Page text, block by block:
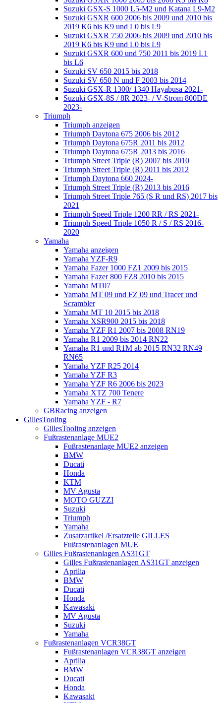
Suzuki GSX-S 1000 L5-M2 und Katana L9-M2
Suzuki GSXR 600 2006 bis 2009 und 2010 bis
2019 K6 bis K9 und L0 bis L9
Suzuki GSXR 750 2006 bis 2009 und 2010 bis
2019 K6 bis K9 und L0 bis L9
Suzuki GSXR 600 und 750 2011 bis 2019 L1
bis L6
Suzuki SV 650 2015 bis 2018
Suzuki SV 650 N und F 2003 bis 2014
Suzuki GSX-R 1300/ 1340 Hayabusa 2021-
Suzuki GSX-8S / 8R 2023- / V-Strom 800DE
2023-
Triumph
Triumph anzeigen
Triumph Daytona 675 2006 bis 2012
Triumph Daytona 675R 2011 bis 2012
Triumph Daytona 675R 2013 bis 2016
Triumph Street Triple (R) 2007 bis 2010
Triumph Street Triple (R) 2011 bis 2012
Triumph Daytona 660 2024-
Triumph Street Triple (R) 2013 bis 2016
Triumph Street Triple 765 (S R und RS) 2017 bis
2021
Triumph Speed Triple 1200 RR / RS 2021-
Triumph Speed Triple 1050 R / S / RS 2016-
2020
Yamaha
Yamaha anzeigen
Yamaha YZF-R9
Yamaha Fazer 1000 FZ1 2009 bis 2015
Yamaha Fazer 800 FZ8 2010 bis 2015
Yamaha MT07
Yamaha MT 09 und FZ 09 und Tracer und
Scrambler
Yamaha MT 10 2015 bis 2018
Yamaha XSR900 2015 bis 2018
Yamaha YZF R1 2007 bis 2008 RN19
Yamaha R1 2009 bis 2014 RN22
Yamaha R1 und R1M ab 2015 RN32 RN49
RN65
Yamaha YZF R25 2014
Yamaha YZF R3
Yamaha YZF R6 2006 bis 2023
Yamaha XTZ 700 Tenere
Yamaha YZF - R7
GBRacing anzeigen
GillesTooling
GillesTooling anzeigen
Fußrastenanlage MUE2
Fußrastenanlage MUE2 anzeigen
BMW
Ducati
Honda
KTM
MV Agusta
MOTO GUZZI
Suzuki
Triumph
Yamaha
Zusatzartikel /Ersatzteile GILLES
Fußrastenanlagen MUE
Gilles Fußrastenanlagen AS31GT
Gilles Fußrastenanlagen AS31GT anzeigen
Aprilia
BMW
Ducati
Honda
Kawasaki
MV Agusta
Suzuki
Yamaha
Fußrastenanlagen VCR38GT
Fußrastenanlagen VCR38GT anzeigen
Aprilia
BMW
Ducati
Honda
Kawasaki